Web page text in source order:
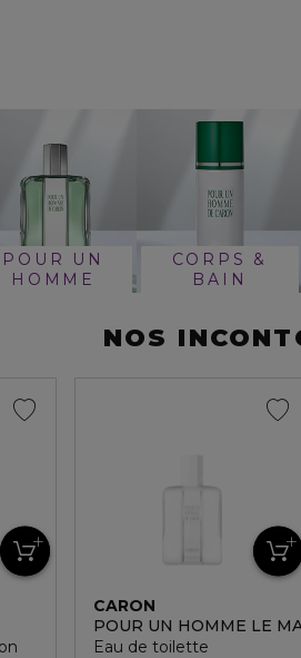
POUR UN
HOMME
CORPS &
BAIN
NOS
CARON
POUR UN HOMME LE
Eau de toilette